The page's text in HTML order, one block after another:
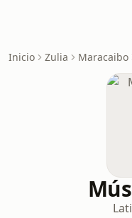
Inicio Zulia Maracaibo